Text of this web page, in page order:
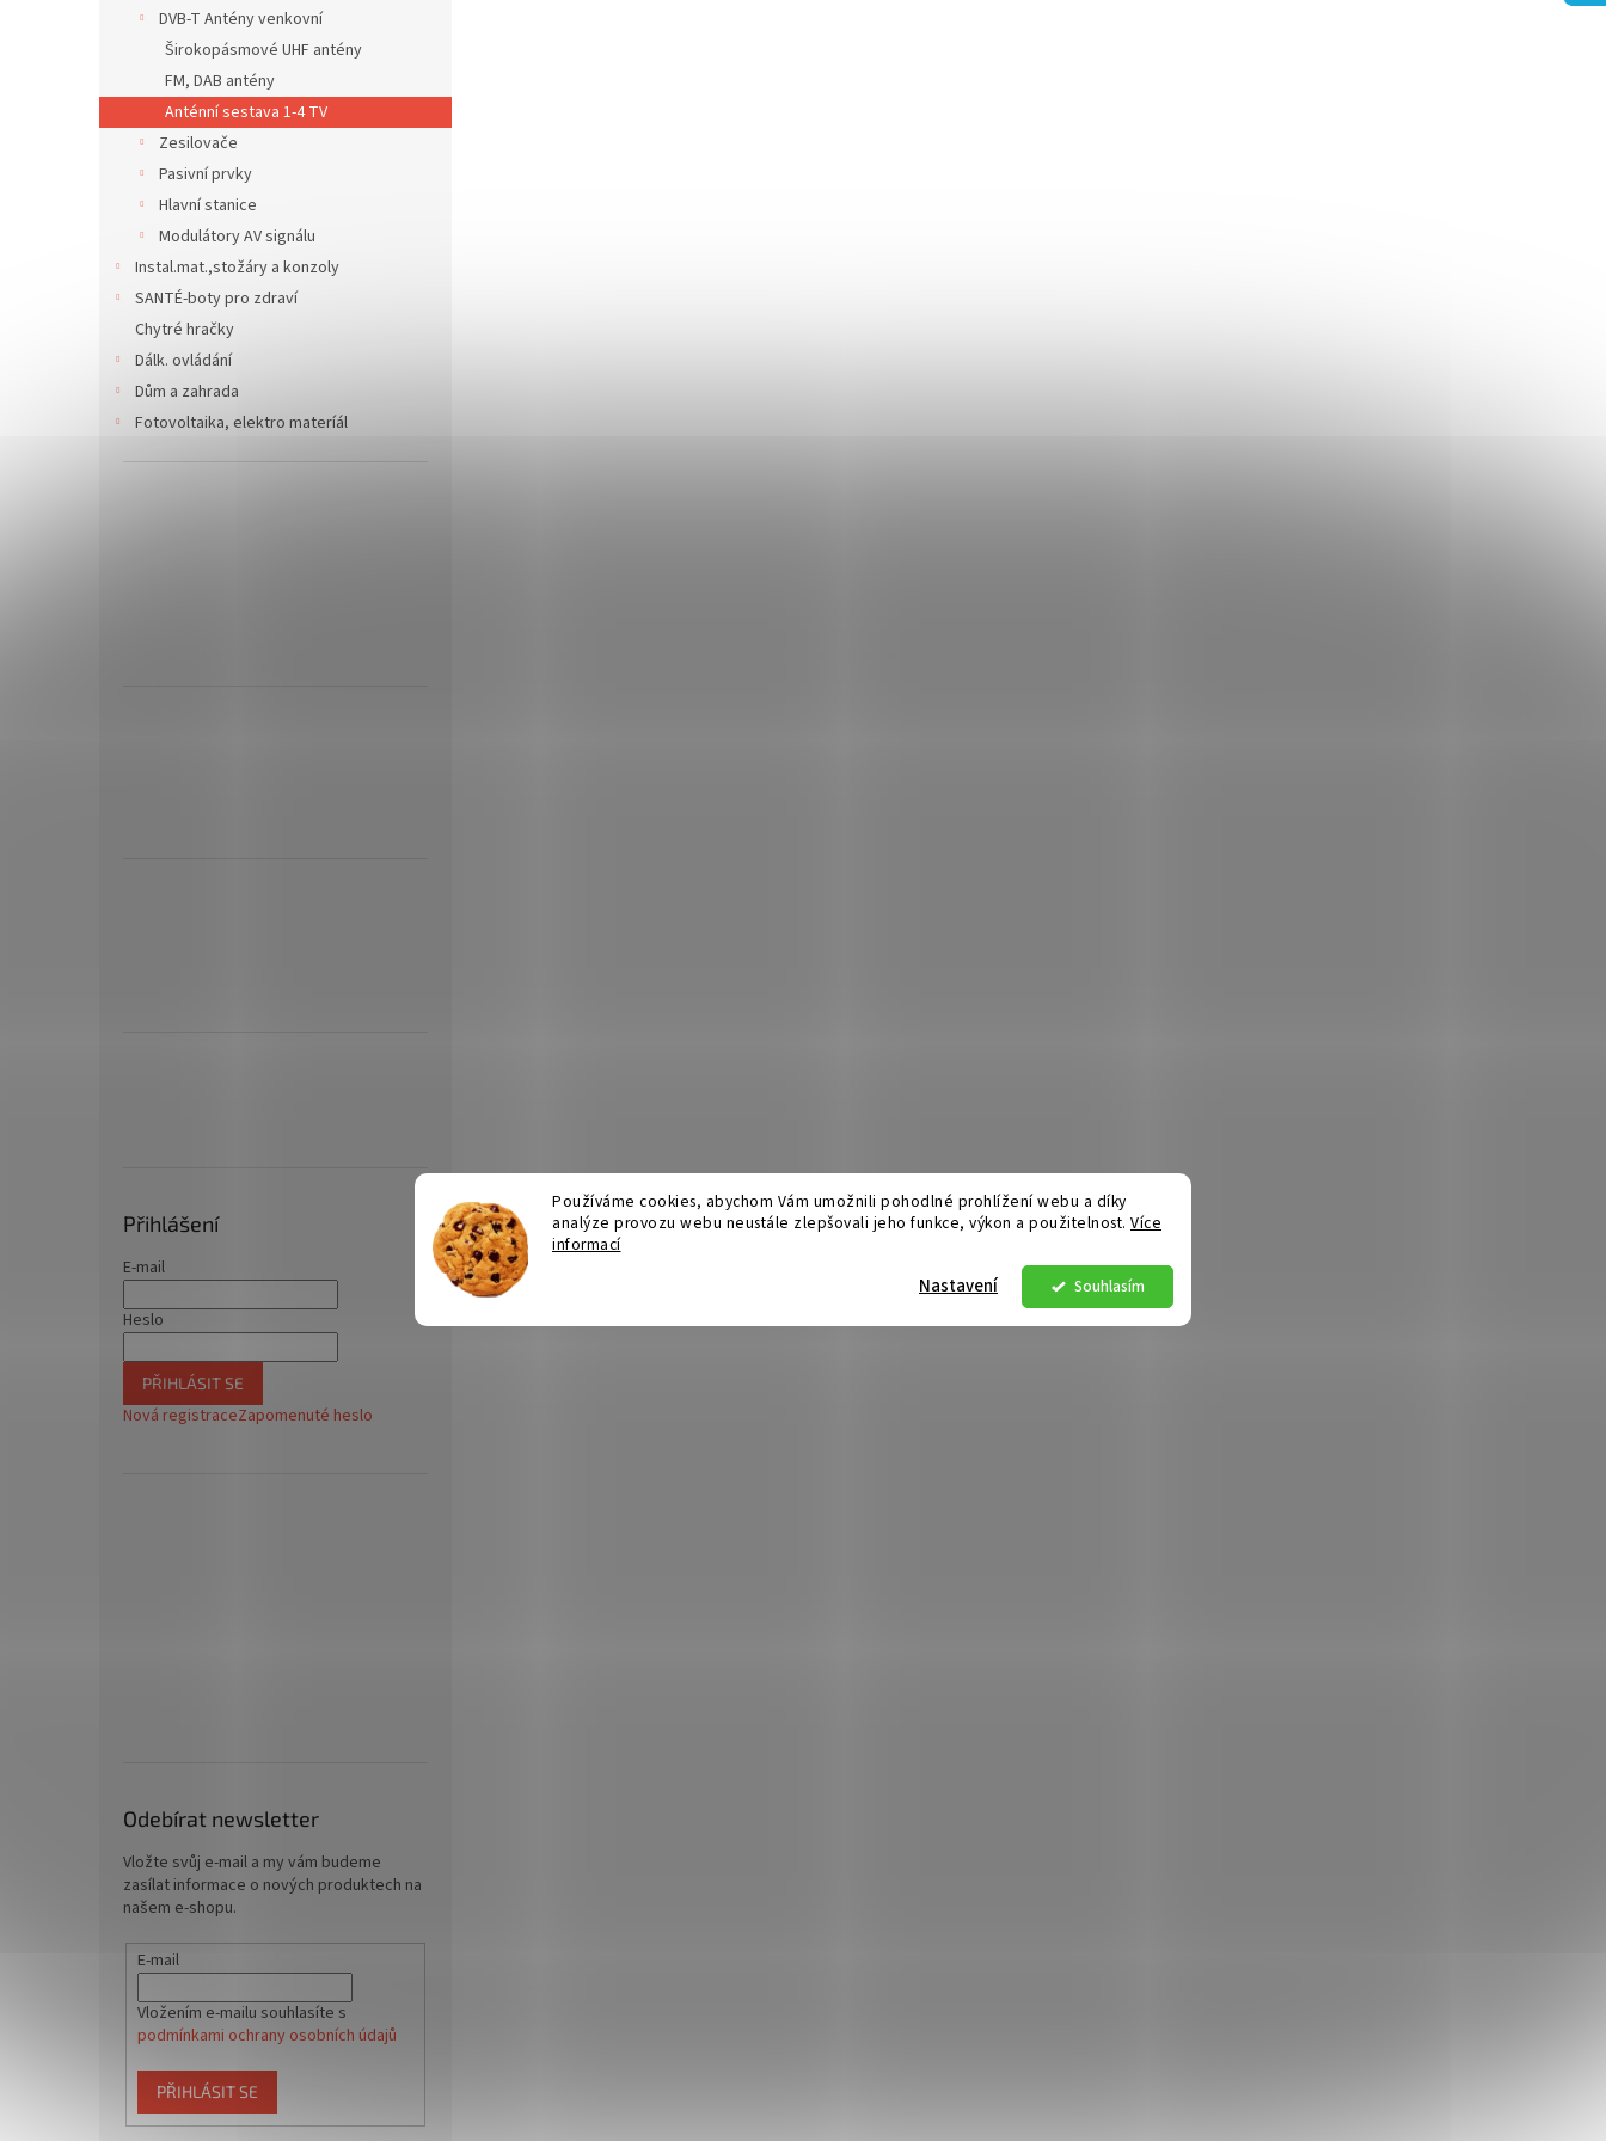
Používáme cookies, abychom Vám umožnili pohodlné prohlížení webu a díky
analýze provozu webu neustále zlepšovali jeho funkce, výkon a použitelnost. Více
informací
Souhlasím
Nastavení
DVB-T Antény venkovní
Širokopásmové UHF antény
FM, DAB antény
Anténní sestava 1-4 TV
Zesilovače
Pasivní prvky
Hlavní stanice
Modulátory AV signálu
Instal.mat.,stožáry a konzoly
SANTÉ-boty pro zdraví
Chytré hračky
Dálk. ovládání
Dům a zahrada
Fotovoltaika, elektro materíál
Přihlášení
E-mail
Heslo
PŘIHLÁSIT SE
Nová registraceZapomenuté heslo
Odebírat newsletter
Vložte svůj e-mail a my vám budeme
zasílat informace o nových produktech na
našem e-shopu.
E-mail
Vložením e-mailu souhlasíte s
podmínkami ochrany osobních údajů
PŘIHLÁSIT SE